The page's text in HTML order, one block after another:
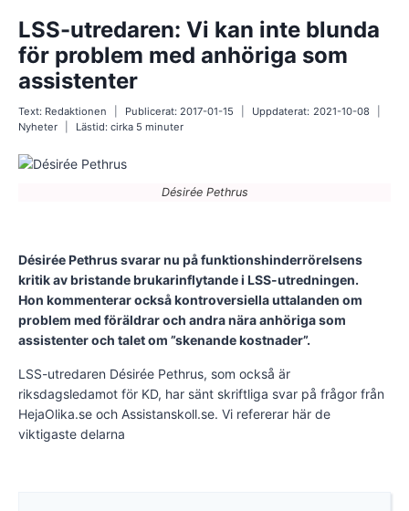
LSS-utredaren: Vi kan inte blunda
för problem med anhöriga som
assistenter
Text: Redaktionen Publicerat: 2017-01-15 Uppdaterat: 2021-10-08
Nyheter
Lästid: cirka 5 minuter
Désirée Pethrus
Désirée Pethrus svarar nu på funktionshinderrörelsens
kritik av bristande brukarinflytande i LSS-utredningen.
Hon kommenterar också kontroversiella uttalanden om
problem med föräldrar och andra nära anhöriga som
assistenter och talet om ”skenande kostnader”.
LSS-utredaren Désirée Pethrus, som också är
riksdagsledamot för KD, har sänt skriftliga svar på frågor från
HejaOlika.se och Assistanskoll.se. Vi refererar här de
viktigaste delarna